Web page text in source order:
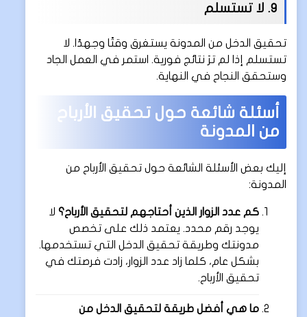
9. لا تستسلم
تحقيق الدخل من المدونة يستغرق وقتًا وجهدًا. لا
تستسلم إذا لم ترَ نتائج فورية. استمر في العمل الجاد
وستحقق النجاح في النهاية.
أسئلة شائعة حول تحقيق الأرباح
من المدونة
إليك بعض الأسئلة الشائعة حول تحقيق الأرباح من
المدونة:
كم عدد الزوار الذين أحتاجهم لتحقيق الأرباح؟لا
يوجد رقم محدد. يعتمد ذلك على تخصص
مدونتك وطريقة تحقيق الدخل التي تستخدمها.
بشكل عام، كلما زاد عدد الزوار، زادت فرصتك في
تحقيق الأرباح.
ما هي أفضل طريقة لتحقيق الدخل من